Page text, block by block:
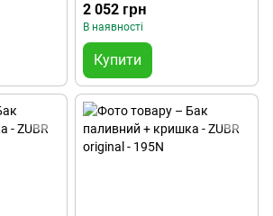
2 052 грн
В наявності
Купити